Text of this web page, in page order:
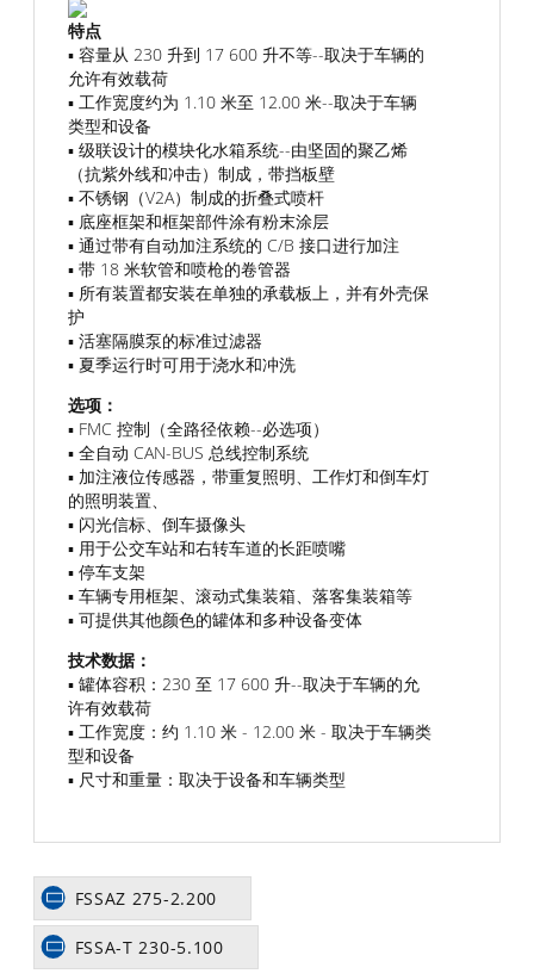
特点
▪ 容量从 230 升到 17 600 升不等--取决于车辆的
允许有效载荷
▪ 工作宽度约为 1.10 米至 12.00 米--取决于车辆
类型和设备
▪ 级联设计的模块化水箱系统--由坚固的聚乙烯
（抗紫外线和冲击）制成，带挡板壁
▪ 不锈钢（V2A）制成的折叠式喷杆
▪ 底座框架和框架部件涂有粉末涂层
▪ 通过带有自动加注系统的 C/B 接口进行加注
▪ 带 18 米软管和喷枪的卷管器
▪ 所有装置都安装在单独的承载板上，并有外壳保
护
▪ 活塞隔膜泵的标准过滤器
▪ 夏季运行时可用于浇水和冲洗
选项：
▪ FMC 控制（全路径依赖--必选项）
▪ 全自动 CAN-BUS 总线控制系统
▪ 加注液位传感器，带重复照明、工作灯和倒车灯
的照明装置、
▪ 闪光信标、倒车摄像头
▪ 用于公交车站和右转车道的长距喷嘴
▪ 停车支架
▪ 车辆专用框架、滚动式集装箱、落客集装箱等
▪ 可提供其他颜色的罐体和多种设备变体
技术数据：
▪ 罐体容积：230 至 17 600 升--取决于车辆的允
许有效载荷
▪ 工作宽度：约 1.10 米 - 12.00 米 - 取决于车辆类
型和设备
▪ 尺寸和重量：取决于设备和车辆类型
FSSAZ 275-2.200
FSSA-T 230-5.100